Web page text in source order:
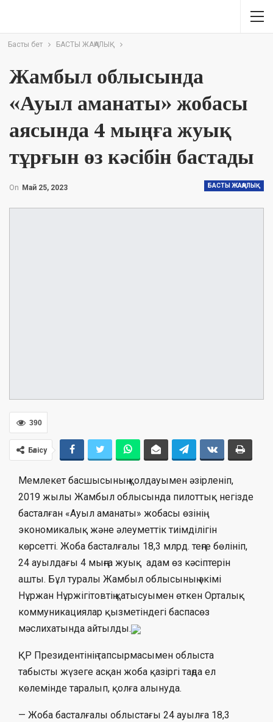
Басты бет БАСТЫ ЖАҢАЛЫҚ
Жамбыл облысында
«Ауыл аманаты» жобасы
аясында 4 мыңға жуық
тұрғын өз кәсібін бастады
БАСТЫ ЖАҢАЛЫҚ
On Май 25, 2023
390
Бөлісу
Мемлекет басшысының қолдауымен әзірленіп,
2019 жылы Жамбыл облысында пилоттық негізде
басталған «Ауыл аманаты» жобасы өзінің
экономикалық және әлеуметтік тиімділігін
көрсетті. Жоба басталғалы 18,3 млрд. теңге бөлініп,
24 ауылдағы 4 мыңға жуық адам өз кәсіптерін
ашты. Бұл туралы Жамбыл облысының әкімі
Нұржан Нұржігітовтің қатысуымен өткен Орталық
коммуникациялар қызметіндегі баспасөз
мәслихатында айтылды.
ҚР Президентінің тапсырмасымен облыста
табысты жүзеге асқан жоба қазіргі таңда ел
көлемінде таралып, қолға алынуда.
— Жоба басталғалы облыстағы 24 ауылға 18,3